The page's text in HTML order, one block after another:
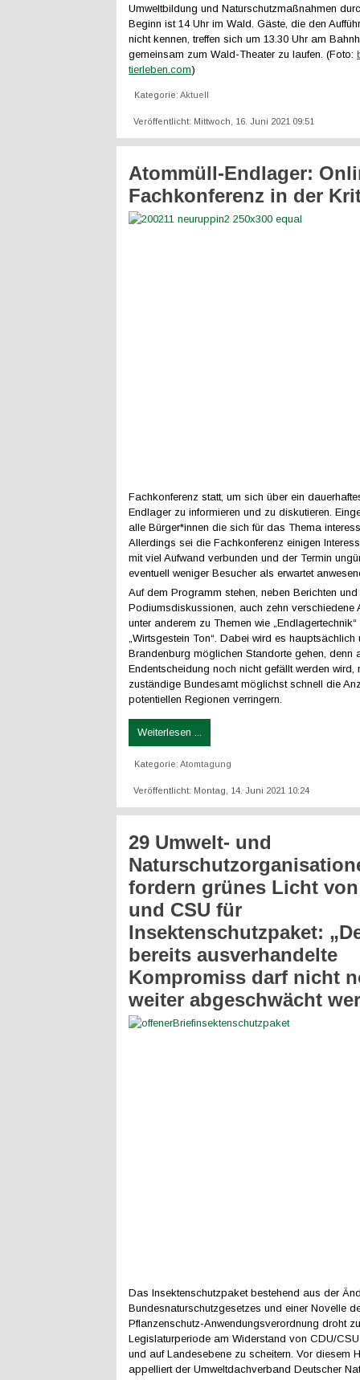
Umweltbildung und Naturschutzmaßnahmen
Beginn ist 14 Uhr im Wald. Gäste, die den
nicht kennen, treffen sich um 13.30 Uhr am
gemeinsam zum Wald-Theater zu laufen. (Foto:
tierleben.com)
Kategorie: Aktuell
Veröffentlicht: Mittwoch, 16. Juni 2021 09:51
Atommüll-Endlager:
Fachkonferenz in der
Fachkonferenz statt, um sich über ein
Endlager zu informieren und zu diskutieren.
alle Bürger*innen die sich für das Thema
Allerdings sei die Fachkonferenz einigen
mit viel Aufwand verbunden und der Termin
eventuell weniger Besucher als erwartet
Auf dem Programm stehen, neben Berichten und
Podiumsdiskussionen, auch zehn verschiedene
unter anderem zu Themen wie
„Wirtsgestein Ton“. Dabei wird es hauptsächlich
Brandenburg möglichen Standorte gehen, denn
Endentscheidung noch nicht gefällt werden wird,
zuständige Bundesamt möglichst schnell die
potentiellen Regionen verringern.
Weiterlesen ...
Kategorie: Atomtagung
Veröffentlicht: Montag, 14. Juni 2021 10:24
29 Umwelt- und
fordern grünes Licht von
und CSU für
Insektenschutzpaket:
bereits ausverhandelte
Kompromiss darf nicht
weiter abgeschwächt
Das Insektenschutzpaket bestehend aus der
Bundesnaturschutzgesetzes und einer Novelle
Pflanzenschutz-Anwendungsverordnung droht
Legislaturperiode am Widerstand von CDU/
und auf Landesebene zu scheitern. Vor diesem
appelliert der Umweltdachverband Deutscher